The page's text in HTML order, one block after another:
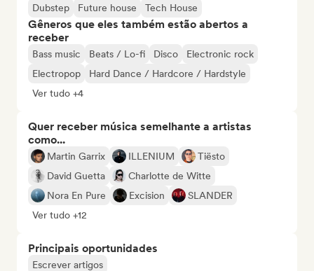
Dubstep
Future house Tech House
Gêneros que eles também estão abertos a
receber
Bass music Beats / Lo-fi Disco
Electronic rock
Electropop
Hard Dance / Hardcore / Hardstyle
Ver tudo +4
Quer receber música semelhante a artistas
como...
Martin Garrix ILLENIUM
Tiësto
David Guetta
Charlotte de Witte
Nora En Pure
Excision
SLANDER
Ver tudo +12
Principais oportunidades
Escrever artigos